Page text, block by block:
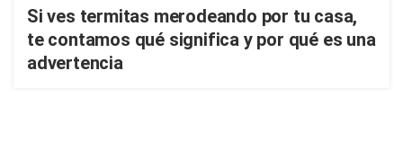
Si ves termitas merodeando por tu casa,
te contamos qué significa y por qué es una
advertencia